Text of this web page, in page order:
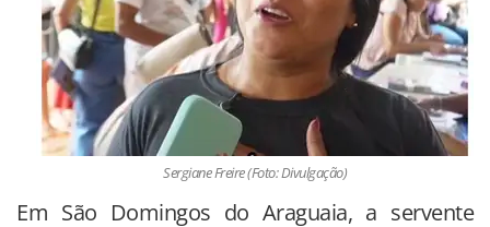
Sergiane Freire (Foto: Divulgação)
Em São Domingos do Araguaia, a servente